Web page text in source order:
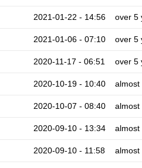
2021-01-22 - 14:56 over 5
2021-01-06 - 07:10 over 5
2020-11-17 - 06:51 over 5
2020-10-19 - 10:40 almost
2020-10-07 - 08:40 almost
2020-09-10 - 13:34 almost
2020-09-10 - 11:58 almost